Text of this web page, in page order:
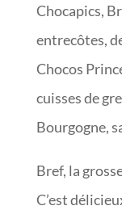
Chocapics,
entrecôtes,
Chocos
cuisses de
Bourgogne,
Bref, la
C’est